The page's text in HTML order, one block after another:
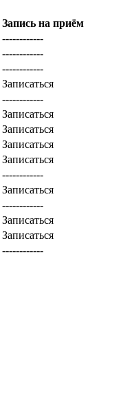
Запись на приём
------------
------------
------------
Записаться
------------
Записаться
Записаться
Записаться
Записаться
------------
Записаться
------------
Записаться
Записаться
------------